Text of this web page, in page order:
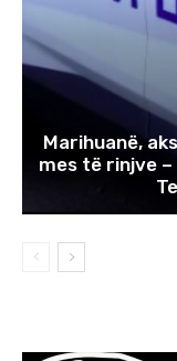
Marihuanë,
mes të rinjve